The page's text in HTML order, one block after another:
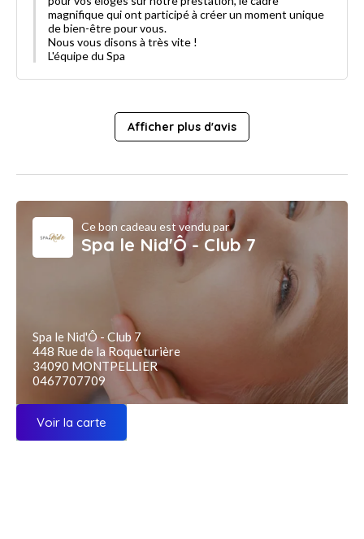
magnifique qui ont participé à créer un moment unique
de bien-être pour vous.
Nous vous disons à très vite !
L'équipe du Spa
Afficher plus d'avis
Ce bon cadeau est vendu par
Spa le Nid'Ô - Club 7
Spa le Nid'Ô - Club 7
448 Rue de la Roqueturière
34090 MONTPELLIER
0467707709
Voir la carte